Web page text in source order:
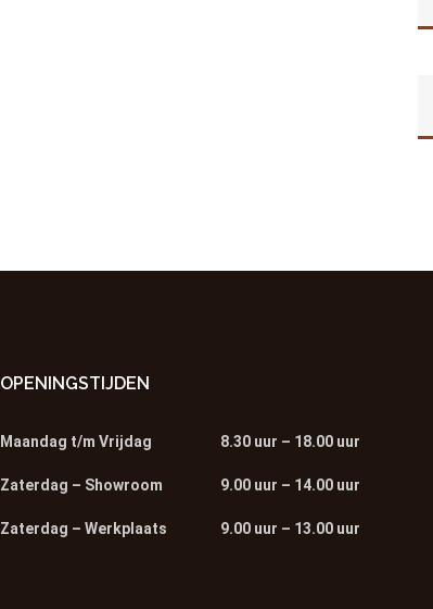
OPENINGSTIJDEN
Maandag t/m Vrijdag 8.30 uur – 18.00 uur
Zaterdag – Showroom 9.00 uur – 14.00 uur
Zaterdag – Werkplaats
9.00 uur – 13.00 uur